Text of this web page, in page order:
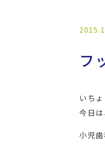
フ
いち
今日
小児